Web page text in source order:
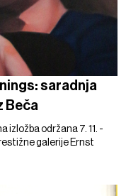
saradnja
Beča
izložba održana 7. 11. -
galerije Ernst